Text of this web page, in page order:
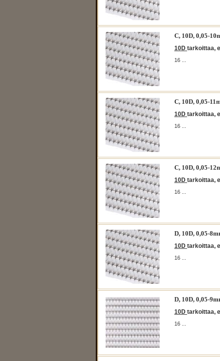
C, 10D, 0,05-
10D tarkoittaa,
16 ...
C, 10D, 0,05-
10D tarkoittaa,
16 ...
C, 10D, 0,05-
10D tarkoittaa,
16 ...
D, 10D, 0,05-
10D tarkoittaa,
16 ...
D, 10D, 0,05-
10D tarkoittaa,
16 ...